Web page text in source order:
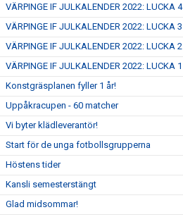
VÄRPINGE IF JULKALENDER 2022: LUCKA 4
VÄRPINGE IF JULKALENDER 2022: LUCKA 3
VÄRPINGE IF JULKALENDER 2022: LUCKA 2
VÄRPINGE IF JULKALENDER 2022: LUCKA 1
Konstgräsplanen fyller 1 år!
Uppåkracupen - 60 matcher
Vi byter klädleverantör!
Start för de unga fotbollsgrupperna
Höstens tider
Kansli semesterstängt
Glad midsommar!